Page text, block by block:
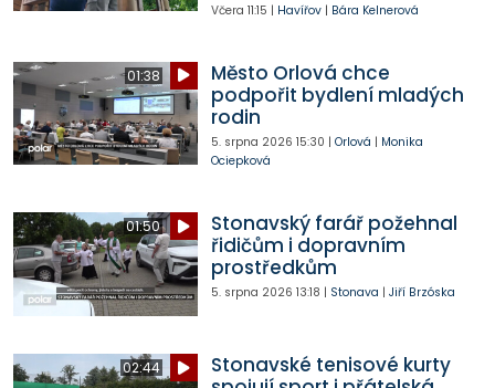
Včera 11:15 | Havířov| Bára Kelnerová
01:38
Město Orlová chce
podpořit bydlení mladých
rodin
5. srpna 2026 15:30 | Orlová | Monika
Ociepková
01:50
Stonavský farář požehnal
řidičům i dopravním
prostředkům
5. srpna 2026 13:18 | Stonava | Jiří Brzóska
02:44
Stonavské tenisové kurty